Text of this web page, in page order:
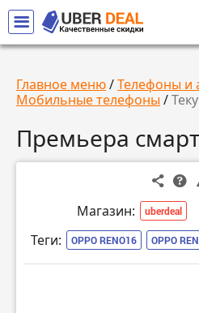
Главное меню/Телефоны и
Мобильные телефоны /
Премьера
Магазин: uberdeal
Теги: OPPO RENO16 OPPO